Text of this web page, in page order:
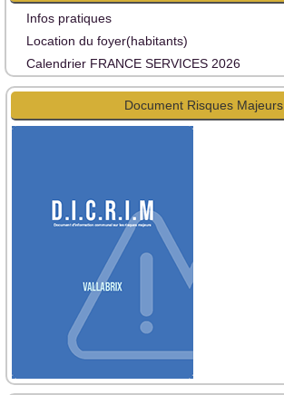
Infos pratiques
Location du foyer(habitants)
Calendrier FRANCE SERVICES 2026
Document Risques Majeurs